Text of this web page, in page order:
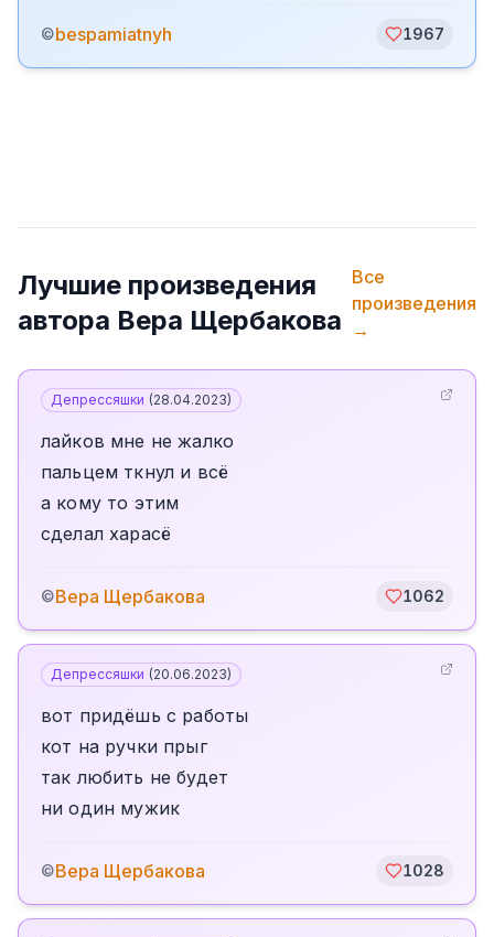
©bespamiatnyh 1967
Лучшие произведения
автора Вера Щербакова
Все
произведения
→
Депрессяшки (28.04.2023)
лайков мне не жалко
пальцем ткнул и всё
а кому то этим
сделал харасё
©Вера Щербакова 1062
Депрессяшки (20.06.2023)
вот придёшь с работы
кот на ручки прыг
так любить не будет
ни один мужик
©Вера Щербакова 1028